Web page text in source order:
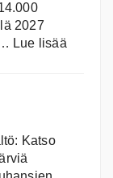
2027
Lue lisää:
Katso